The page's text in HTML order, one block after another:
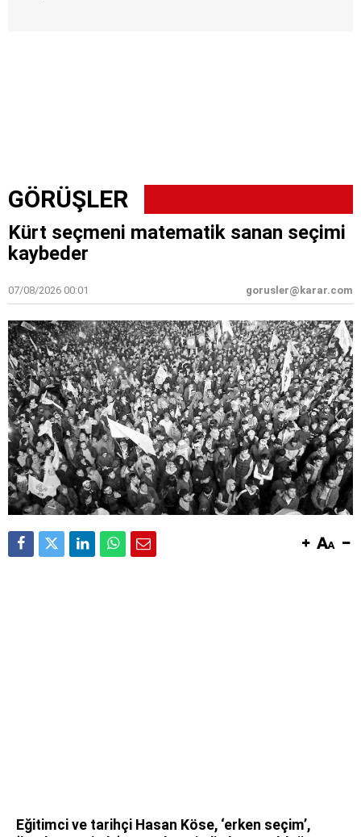
GÖRÜŞLER
Kürt seçmeni matematik sanan seçimi
kaybeder
07/08/2026 00:01 gorusler@karar.com
Eğitimci ve tarihçi Hasan Köse, ‘erken seçim’,